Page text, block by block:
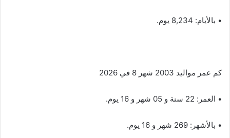
• بالأيام: 8,234 يوم.
كم عمر مواليد 2003 شهر 8 في 2026
• العمر: 22 سنة و 05 شهر و 16 يوم.
• بالأشهر: 269 شهر و 16 يوم.